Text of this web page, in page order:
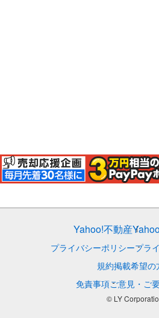
Yahoo!不動産
プライバシーポリシープラ
規約掲載希望の
免責事項ご意見・ご
© LY